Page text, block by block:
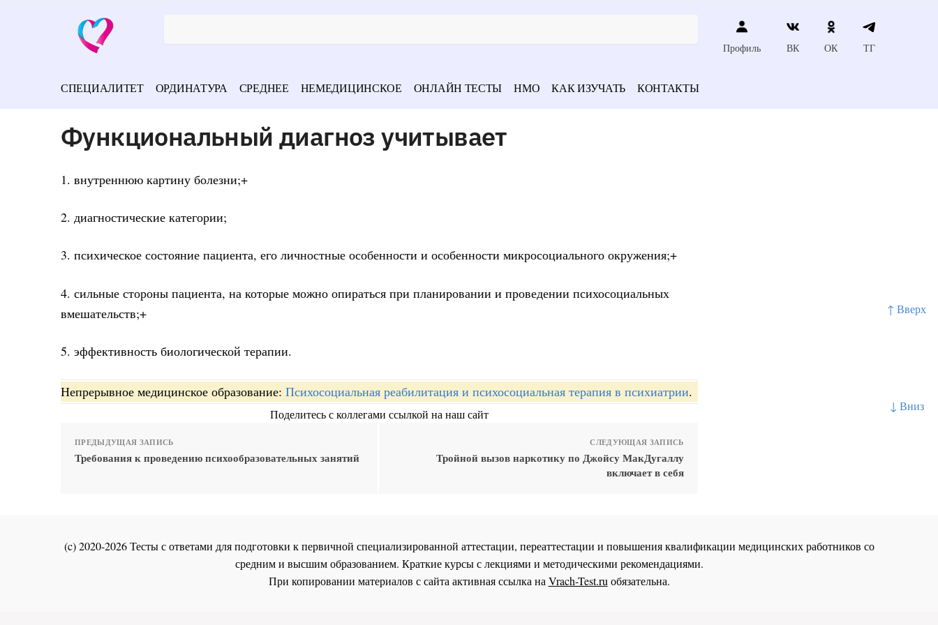
↑ Вверх
↓ Вниз
Профиль ВК ОК ТГ
СПЕЦИАЛИТЕТ ОРДИНАТУРА СРЕДНЕЕ НЕМЕДИЦИНСКОЕ ОНЛАЙН ТЕСТЫ НМО КАК ИЗУЧАТЬ КОНТАКТЫ
Функциональный диагноз учитывает
1. внутреннюю картину болезни;+
2. диагностические категории;
3. психическое состояние пациента, его личностные особенности и особенности микросоциального окружения;+
4. сильные стороны пациента, на которые можно опираться при планировании и проведении психосоциальных
вмешательств;+
5. эффективность биологической терапии.
Непрерывное медицинское образование: Психосоциальная реабилитация и психосоциальная терапия в психиатрии.
Поделитесь с коллегами ссылкой на наш сайт
ПРЕДЫДУЩАЯ ЗАПИСЬ
Требования к проведению психообразовательных занятий
СЛЕДУЮЩАЯ ЗАПИСЬ
Тройной вызов наркотику по Джойсу МакДугаллу
включает в себя
(c) 2020-2026 Тесты с ответами для подготовки к первичной специализированной аттестации, переаттестации и повышения квалификации медицинских работников со
средним и высшим образованием. Краткие курсы с лекциями и методическими рекомендациями.
При копировании материалов с сайта активная ссылка на Vrach-Test.ru обязательна.